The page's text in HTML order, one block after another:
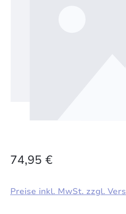
74,95 €
Preise inkl. MwSt. zzgl.